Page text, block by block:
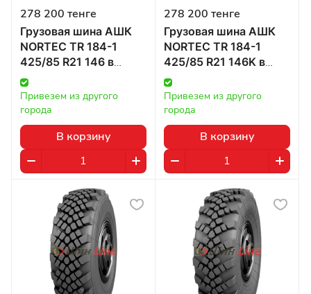
278 200 тенге
Грузовая шина АШК
NORTEC TR 184-1
425/85 R21 146 в
Казахстане
Привезем из другого
города
В корзину
278 200 тенге
Грузовая шина АШК
NORTEC TR 184-1
425/85 R21 146K в
Казахстане
Привезем из другого
города
В корзину